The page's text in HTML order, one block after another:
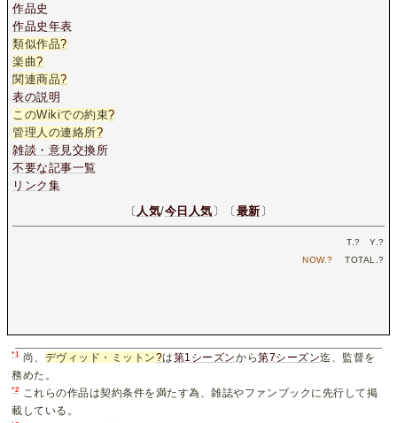
作品史
作品史年表
類似作品?
楽曲?
関連商品?
表の説明
このWikiでの約束?
管理人の連絡所?
雑談・意見交換所
不要な記事一覧
リンク集
〔 人気/今日人気 〕〔 最新 〕
T.? Y.?
NOW.? TOTAL.?
*1 尚、 デヴィッド・ミットン?は第1シーズンから第7シーズン迄、監督を
務めた。
*2
これらの作品は契約条件を満たす為、雑誌やファンブックに先行して掲
載している。